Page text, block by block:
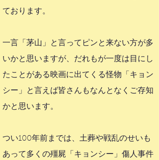
ております。
一言「茅山」と言ってピンと来ない方が多
いかと思いますが、だれもが一度は目にし
たことがある映画に出てくる怪物「キョン
シー」と言えば皆さんもなんとなくご存知
かと思います。
つい100年前までは、土葬や戦乱のせいも
あって多くの殭屍「キョンシー」傷人事件